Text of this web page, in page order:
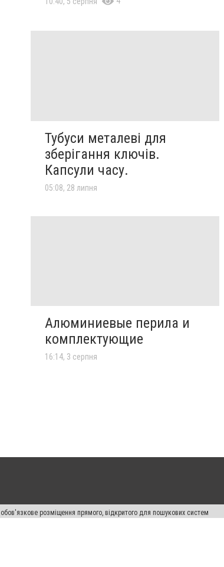
Тубуси металеві для
зберігання ключів.
Капсули часу.
05:08, 28 липня
Алюминиевые перила и
комплектующие
16:14, 3 серпня
розміщення прямого, відкритого для пошукових систем